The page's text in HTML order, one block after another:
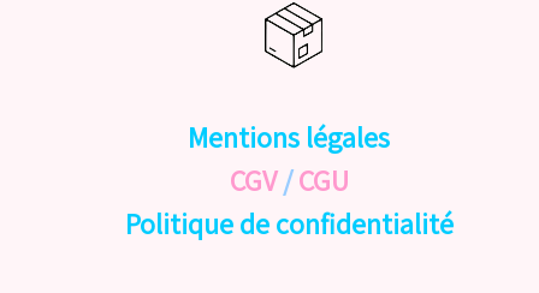
Mentions légales
CGV / CGU
Politique de confidentialité